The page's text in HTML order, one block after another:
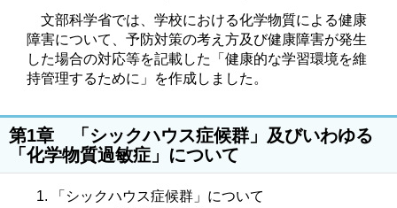
文部科学省では、学校における化学物質による健康
障害について、予防対策の考え方及び健康障害が発生
した場合の対応等を記載した「健康的な学習環境を維
持管理するために」を作成しました。
第1章 「シックハウス症候群」及びいわゆる
「化学物質過敏症」について
「シックハウス症候群」について